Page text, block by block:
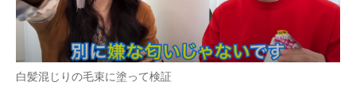
白髪混じりの毛束に塗って検証